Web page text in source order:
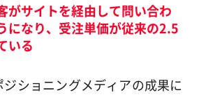
がサイトを経由して問い合わ
になり、受注単価が従来の2.5
いる
ショニングメディアの成果に